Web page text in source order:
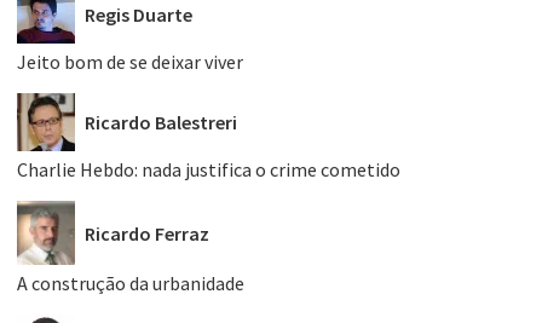
Regis Duarte
Jeito bom de se deixar viver
Ricardo Balestreri
Charlie Hebdo: nada justifica o crime cometido
Ricardo Ferraz
A construção da urbanidade